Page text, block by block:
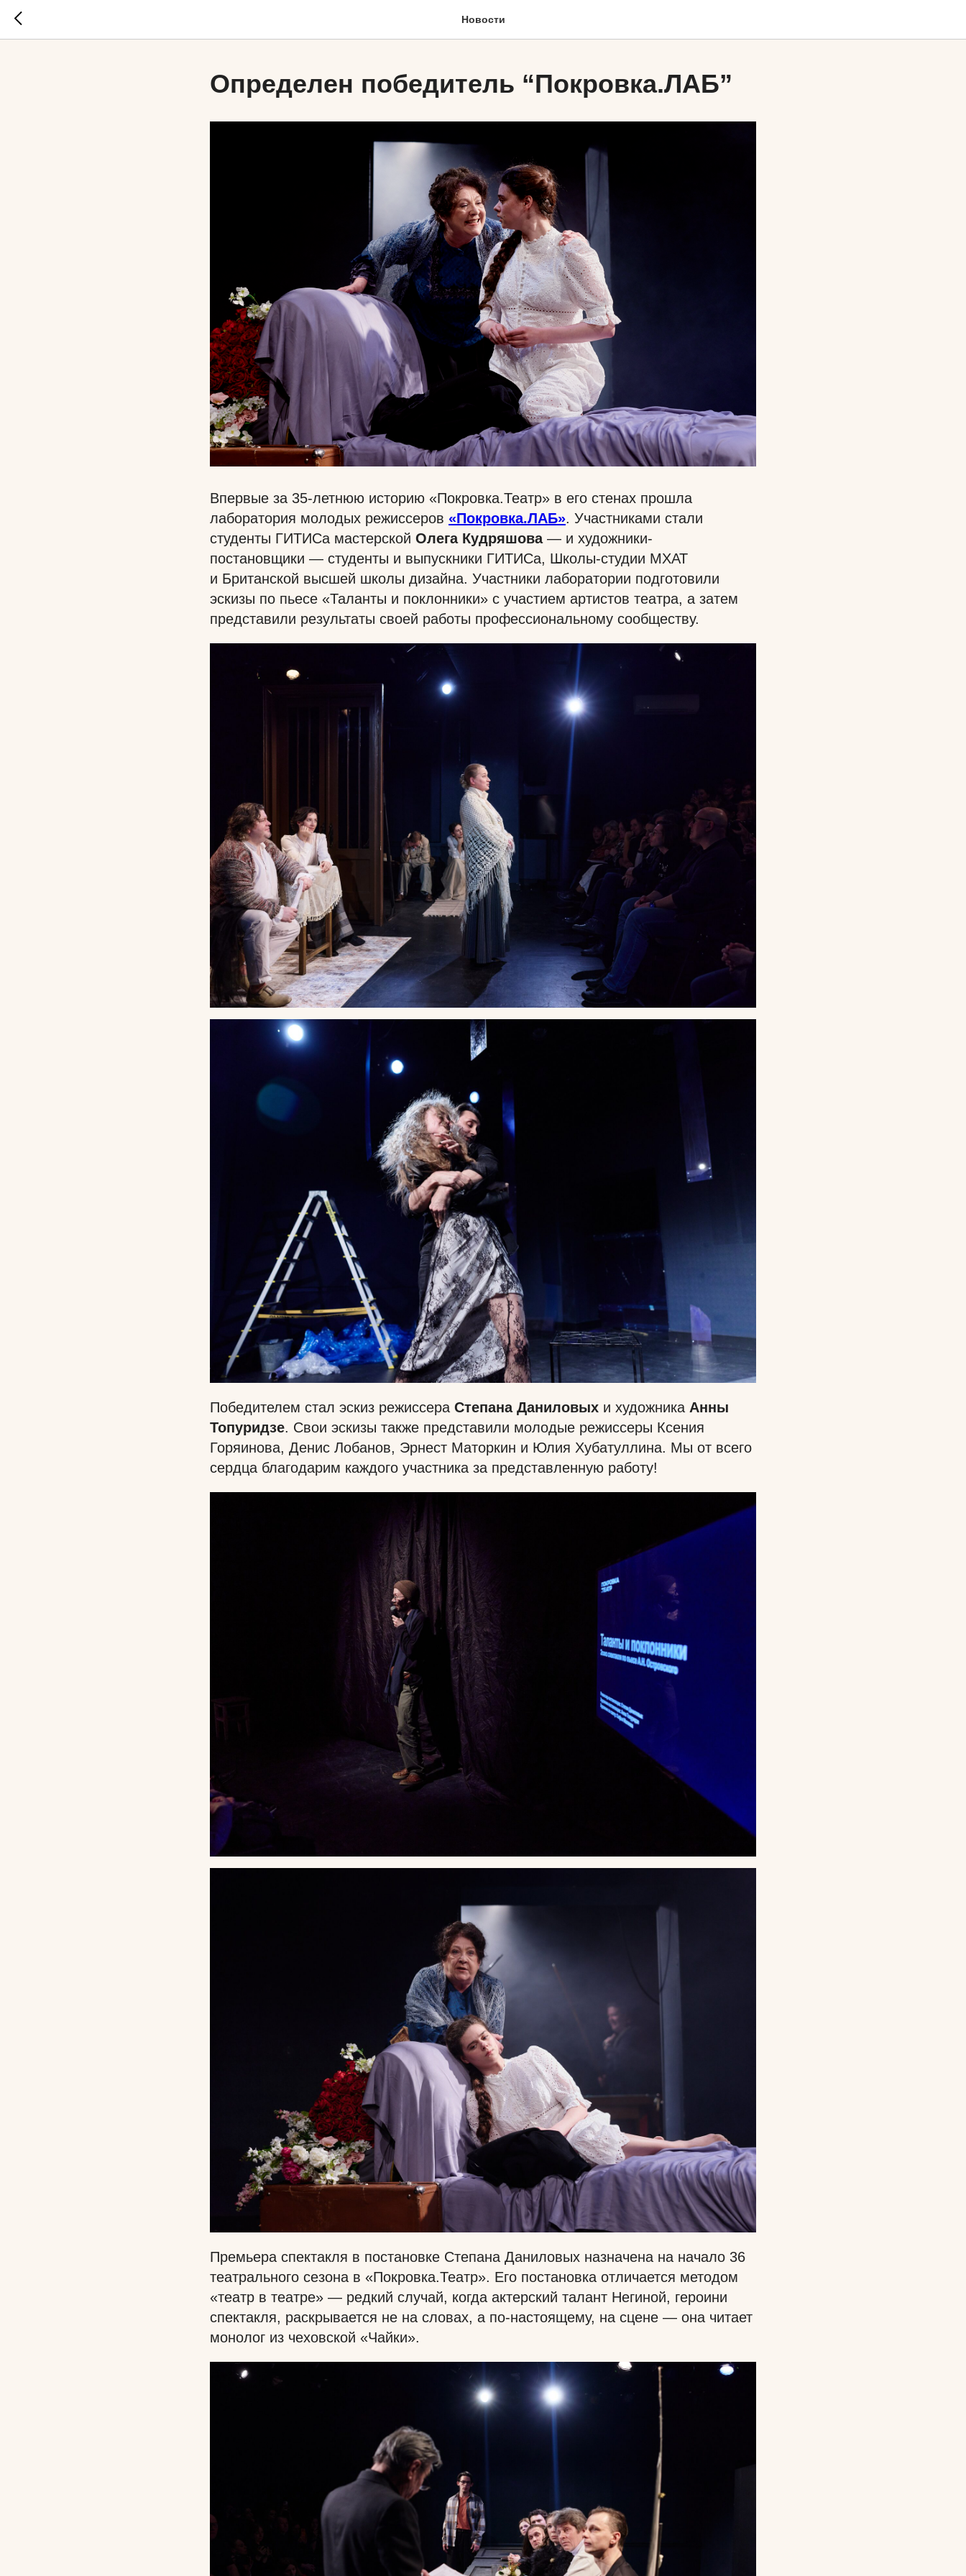
Новости
Определен победитель “Покровка.ЛАБ”
Впервые за 35-летнюю историю «Покровка.Театр» в его стенах прошла
лаборатория молодых режиссеров «Покровка.ЛАБ». Участниками стали
студенты ГИТИСа мастерской Олега Кудряшова— и художники-
постановщики — студенты и выпускники ГИТИСа, Школы-студии МХАТ
и Британской высшей школы дизайна. Участники лаборатории подготовили
эскизы по пьесе «Таланты и поклонники» с участием артистов театра, а затем
представили результаты своей работы профессиональному сообществу.
Победителем стал эскиз режиссера Степана Даниловых и художника Анны
Топуридзе. Свои эскизы также представили молодые режиссеры Ксения
Горяинова, Денис Лобанов, Эрнест Маторкин и Юлия Хубатуллина. Мы от всего
сердца благодарим каждого участника за представленную работу!
Премьера спектакля в постановке Степана Даниловых назначена на начало 36
театрального сезона в «Покровка.Театр». Его постановка отличается методом
«театр в театре» — редкий случай, когда актерский талант Негиной, героини
спектакля, раскрывается не на словах, а по-настоящему, на сцене — она читает
монолог из чеховской «Чайки».